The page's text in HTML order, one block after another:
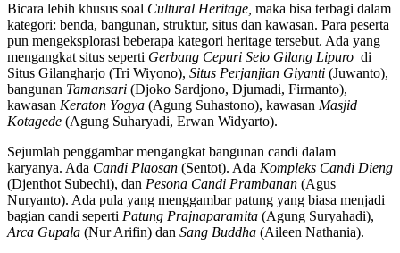
Bicara lebih khusus soal Cultural Heritage, maka bisa terbagi dalam
kategori: benda, bangunan, struktur, situs dan kawasan. Para peserta
pun mengeksplorasi beberapa kategori heritage tersebut. Ada yang
mengangkat situs seperti Gerbang Cepuri Selo Gilang Lipuro di
Situs Gilangharjo (Tri Wiyono), Situs Perjanjian Giyanti (Juwanto),
bangunan Tamansari (Djoko Sardjono, Djumadi, Firmanto),
kawasan Keraton Yogya (Agung Suhastono), kawasan Masjid
Kotagede (Agung Suharyadi, Erwan Widyarto).
Sejumlah penggambar mengangkat bangunan candi dalam
karyanya. Ada Candi Plaosan (Sentot). Ada Kompleks Candi Dieng
(Djenthot Subechi), dan Pesona Candi Prambanan (Agus
Nuryanto). Ada pula yang menggambar patung yang biasa menjadi
bagian candi seperti Patung Prajnaparamita (Agung Suryahadi),
Arca Gupala (Nur Arifin) dan Sang Buddha (Aileen Nathania).